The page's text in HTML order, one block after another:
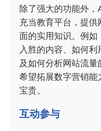
除了强大的功能外
充当教育平台，提
面的实用知识。例如
入胜的内容、如何
及如何分析网站流
希望拓展数字营销能
宝贵。
互动参与